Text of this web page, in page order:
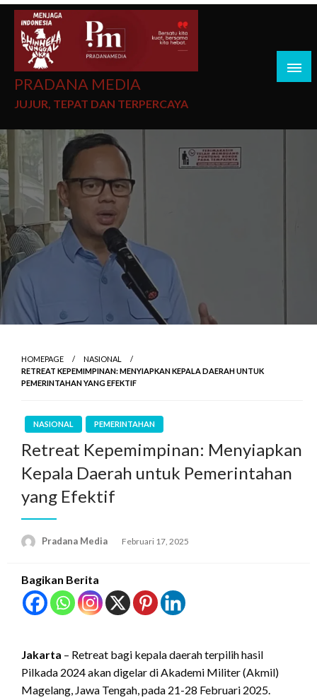
PRADANA MEDIA
JUJUR, TEPAT DAN TERPERCAYA
HOMEPAGE
NASIONAL
RETREAT KEPEMIMPINAN: MENYIAPKAN KEPALA DAERAH UNTUK
PEMERINTAHAN YANG EFEKTIF
NASIONAL PEMERINTAHAN
Retreat Kepemimpinan: Menyiapkan
Kepala Daerah untuk Pemerintahan
yang Efektif
Pradana Media Februari 17, 2025
Bagikan Berita
Jakarta – Retreat bagi kepala daerah terpilih hasil
Pilkada 2024 akan digelar di Akademi Militer (Akmil)
Magelang, Jawa Tengah, pada 21-28 Februari 2025.